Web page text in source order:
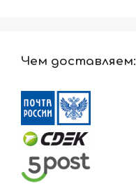
Чем доставляем: